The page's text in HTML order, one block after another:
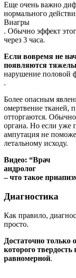
Еще очень важно
нормального
Виагры
. Обычно эффект
через 3 часа.
Если вовремя не
появляются
нарушение половой
.
Более опасным
омертвение тканей,
отторгаются.
органа. Но если уже
ампутация не
летальному исходу.
Видео: “Врач
андролог
– что такое
Диагностика
Как правило,
просто.
Достаточно только
которого
равномерной.